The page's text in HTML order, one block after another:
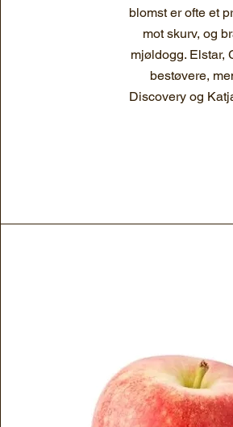
blomst er ofte et
mot skurv, og
mjøldogg. Elstar,
bestøvere,
Discovery og